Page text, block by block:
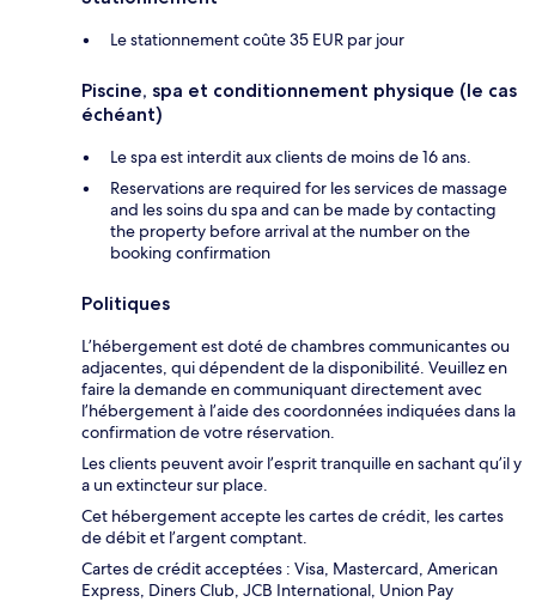
Le stationnement coûte 35 EUR par jour
Piscine, spa et conditionnement physique (le cas
échéant)
Le spa est interdit aux clients de moins de 16 ans.
Reservations are required for les services de massage
and les soins du spa and can be made by contacting
the property before arrival at the number on the
booking confirmation
Politiques
L’hébergement est doté de chambres communicantes ou
adjacentes, qui dépendent de la disponibilité. Veuillez en
faire la demande en communiquant directement avec
l’hébergement à l’aide des coordonnées indiquées dans la
confirmation de votre réservation.
Les clients peuvent avoir l’esprit tranquille en sachant qu’il y
a un extincteur sur place.
Cet hébergement accepte les cartes de crédit, les cartes
de débit et l’argent comptant.
Cartes de crédit acceptées : Visa, Mastercard, American
Express, Diners Club, JCB International, Union Pay